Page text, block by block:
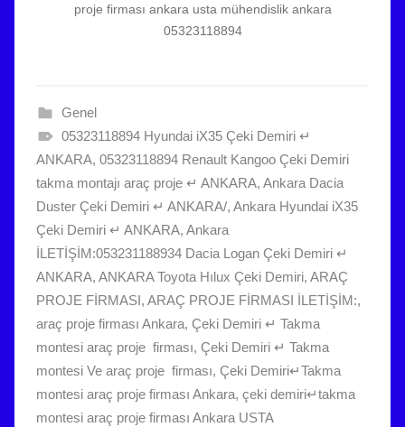
proje firması ankara usta mühendislik ankara
05323118894
Genel
05323118894 Hyundai iX35 Çeki Demiri ↵
ANKARA, 05323118894 Renault Kangoo Çeki Demiri
takma montajı araç proje ↵ ANKARA, Ankara Dacia
Duster Çeki Demiri ↵ ANKARA/, Ankara Hyundai iX35
Çeki Demiri ↵ ANKARA, Ankara
İLETİŞİM:053231188934 Dacia Logan Çeki Demiri ↵
ANKARA, ANKARA Toyota Hılux Çeki Demiri, ARAÇ
PROJE FİRMASI, ARAÇ PROJE FİRMASI İLETİŞİM:,
araç proje firması Ankara, Çeki Demiri ↵ Takma
montesi araç proje firması, Çeki Demiri ↵ Takma
montesi Ve araç proje firması, Çeki Demiri↵Takma
montesi araç proje firması Ankara, çeki demiri↵takma
montesi araç proje firması Ankara USTA